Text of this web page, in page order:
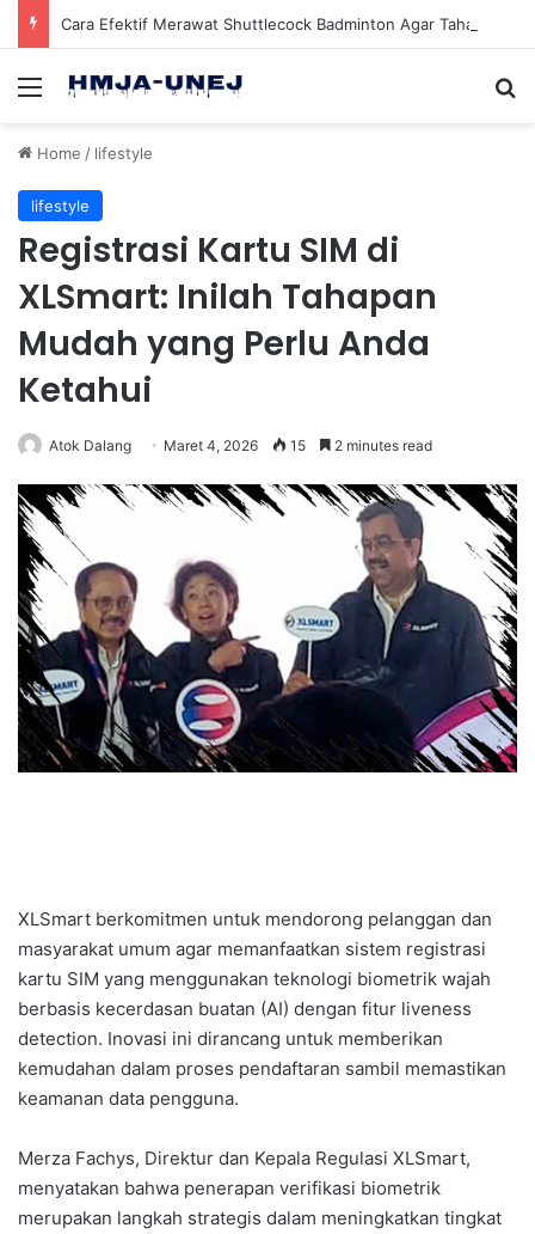
Menu
Home / lifestyle
lifestyle
Registrasi Kartu SIM di
XLSmart: Inilah Tahapan
Mudah yang Perlu Anda
Ketahui
Atok Dalang Maret 4, 2026 15 2 minutes read
XLSmart berkomitmen untuk mendorong pelanggan dan
masyarakat umum agar memanfaatkan sistem registrasi
kartu SIM yang menggunakan teknologi biometrik wajah
berbasis kecerdasan buatan (AI) dengan fitur liveness
detection. Inovasi ini dirancang untuk memberikan
kemudahan dalam proses pendaftaran sambil memastikan
keamanan data pengguna.
Merza Fachys, Direktur dan Kepala Regulasi XLSmart,
menyatakan bahwa penerapan verifikasi biometrik
merupakan langkah strategis dalam meningkatkan tingkat